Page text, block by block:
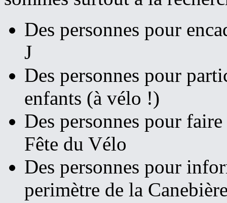
Des personnes pour
J
Des personnes pour
enfants (à vélo !)
Des personnes pour
Fête du Vélo
Des personnes pour
perimètre de la